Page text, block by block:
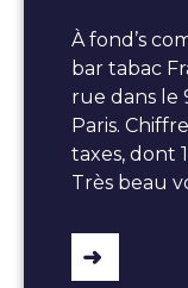
À fond’s
bar tabac
rue dans le
Paris.
taxes, dont
Très beau